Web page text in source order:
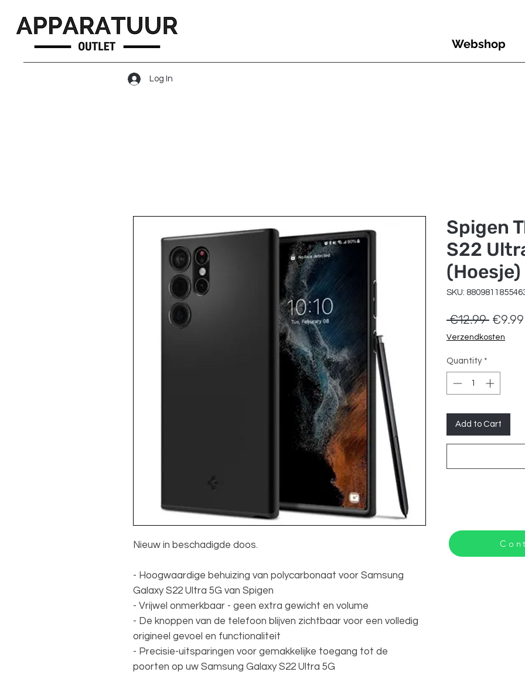
Log In
Webshop
Nieuw in beschadigde doos.
- Hoogwaardige behuizing van polycarbonaat voor Samsung
Galaxy S22 Ultra 5G van Spigen
- Vrijwel onmerkbaar - geen extra gewicht en volume
- De knoppen van de telefoon blijven zichtbaar voor een volledig
origineel gevoel en functionaliteit
- Precisie-uitsparingen voor gemakkelijke toegang tot de
poorten op uw Samsung Galaxy S22 Ultra 5G
Spigen
S22
(Hoesje)
SKU:
€12.99 Regular
Price
€9.99
Verzendkosten
Quantity *
Add to Cart